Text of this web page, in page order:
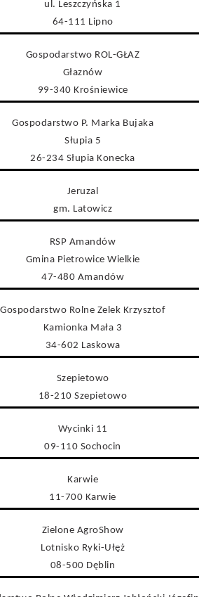
ul. Leszczyńska 1
64-111 Lipno
Gospodarstwo ROL-GŁAZ
Głaznów
99-340 Krośniewice
Gospodarstwo P. Marka Bujaka
Słupia 5
26-234 Słupia Konecka
Jeruzal
gm. Latowicz
RSP Amandów
Gmina Pietrowice Wielkie
47-480 Amandów
Gospodarstwo Rolne Zelek Krzysztof
Kamionka Mała 3
34-602 Laskowa
Szepietowo
18-210 Szepietowo
Wycinki 11
09-110 Sochocin
Karwie
11-700 Karwie
Zielone AgroShow
Lotnisko Ryki-Ułęż
08-500 Dęblin